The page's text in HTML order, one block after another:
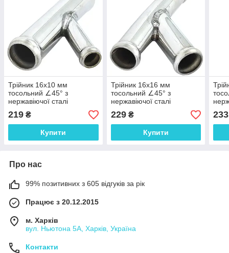
Трійник 16x10 мм
тосольний ∠45° з
нержавіючої сталі
219 ₴
Купити
Трійник 16x16 мм
тосольний ∠45° з
нержавіючої сталі
229₴
Купити
233
Про нас
99% позитивних з 605 відгуків за рік
Працює з 20.12.2015
м. Харків
вул. Ньютона 5А, Харків, Україна
Контакти